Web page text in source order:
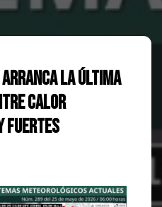
Arranca la última
calor
fuertes